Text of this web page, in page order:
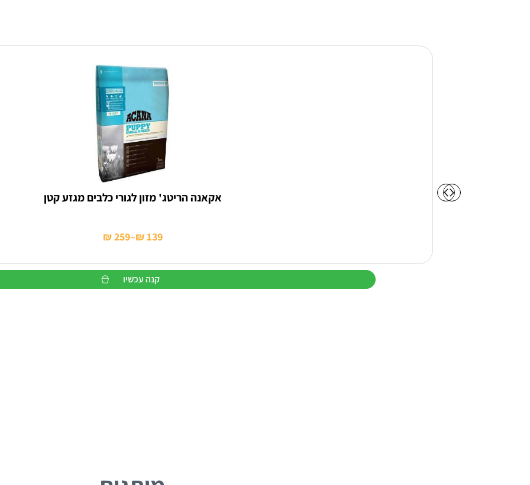
אקאנה הריטג' מזון לגורי כלבים מגזע קטן
₪139
–
₪259
טווח
⁦₪ 139⁩
עד
קנה עכשיו